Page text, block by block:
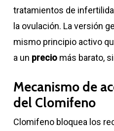
tratamientos de
la ovulación. La versión
mismo principio activo
a un preciomás barato,
Mecanismo de
del Clomifeno
Clomifeno bloquea los